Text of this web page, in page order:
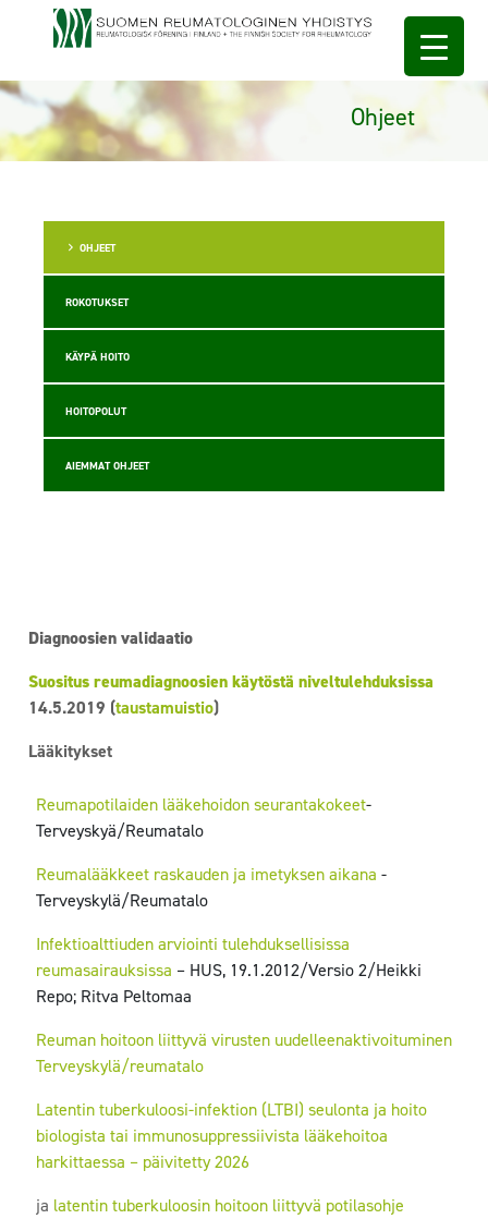
Ohjeet
OHJEET
ROKOTUKSET
KÄYPÄ HOITO
HOITOPOLUT
AIEMMAT OHJEET
Diagnoosien validaatio
Suositus reumadiagnoosien käytöstä niveltulehduksissa
14.5.2019 (taustamuistio)
Lääkitykset
Reumapotilaiden lääkehoidon seurantakokeet-
Terveyskyä/Reumatalo
Reumalääkkeet raskauden ja imetyksen aikana -
Terveyskylä/Reumatalo
Infektioalttiuden arviointi tulehduksellisissa
reumasairauksissa – HUS, 19.1.2012/Versio 2/Heikki
Repo; Ritva Peltomaa
Reuman hoitoon liittyvä virusten uudelleenaktivoituminen
Terveyskylä/reumatalo
Latentin tuberkuloosi-infektion (LTBI) seulonta ja hoito
biologista tai immunosuppressiivista lääkehoitoa
harkittaessa – päivitetty 2026
ja latentin tuberkuloosin hoitoon liittyvä potilasohje